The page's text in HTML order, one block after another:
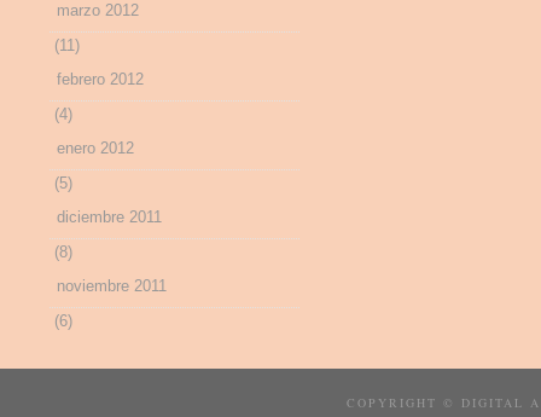
marzo 2012
(11)
febrero 2012
(4)
enero 2012
(5)
diciembre 2011
(8)
noviembre 2011
(6)
COPYRIGHT © DIGITAL